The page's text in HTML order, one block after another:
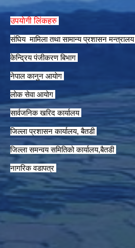
उपयाेगी लिंकहरु
संघिय मामिला तथा सामान्य प्रशासन मन्त्रालय
केन्द्रिय पंजीकरण बिभाग
नेपाल कानुन आयाेग
लाेक सेवा आयाेग
सार्वजनिक खरिद कार्यालय
जिल्ला प्रशासन कार्यालय, बैतडी
जिल्ला समन्वय समितिको कार्यालय,बैतडी
नागरिक वडापत्र